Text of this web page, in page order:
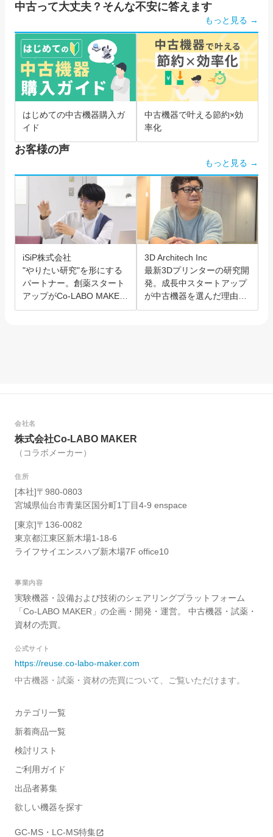
中古って大丈夫？そんな不安に答えます
もっと見る →
はじめての中古機器購入ガ
イド
中古機器で叶える節約×効
率化
お客様の声
もっと見る →
iSiP株式会社
"やりたい研究"を形にする
パートナー。創薬スタート
アップがCo-LABO MAKER
を選んだ理由。
3D Architech Inc
最新3Dプリンターの研究開
発。成長中スタートアップ
が中古機器を選んだ理由と
は？
会社名
株式会社Co-LABO MAKER
（コラボメーカー）
住所
[本社]〒980-0803
宮城県仙台市青葉区国分町1丁目4-9 enspace
[東京]〒136-0082
東京都江東区新木場1-18-6
ライフサイエンスハブ新木場7F office10
事業内容
実験機器・設備および技術のシェアリングプラットフォーム
「Co-LABO MAKER」の企画・開発・運営。 中古機器・試薬・
資材の売買。
公式サイト
https://reuse.co-labo-maker.com
中古機器・試薬・資材の売買について、ご覧いただけます。
カテゴリ一覧
新着商品一覧
検討リスト
ご利用ガイド
出品者募集
欲しい機器を探す
GC-MS・LC-MS特集